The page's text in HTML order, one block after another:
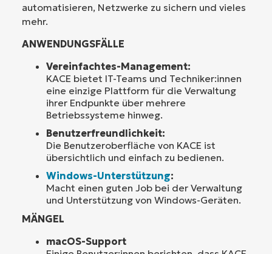
automatisieren, Netzwerke zu sichern und vieles
mehr.
ANWENDUNGSFÄLLE
Vereinfachtes-Management:
KACE bietet IT-Teams und Techniker:innen
eine einzige Plattform für die Verwaltung
ihrer Endpunkte über mehrere
Betriebssysteme hinweg.
Benutzerfreundlichkeit:
Die Benutzeroberfläche von KACE ist
übersichtlich und einfach zu bedienen.
Windows-Unterstützung:
Macht einen guten Job bei der Verwaltung
und Unterstützung von Windows-Geräten.
MÄNGEL
macOS-Support